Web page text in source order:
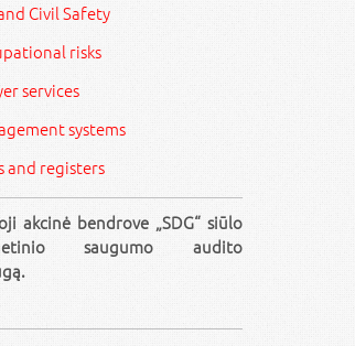
Civil Safety
risks
services
systems
and registers
akcinė bendrove „SDG“ siūlo
saugumo audito